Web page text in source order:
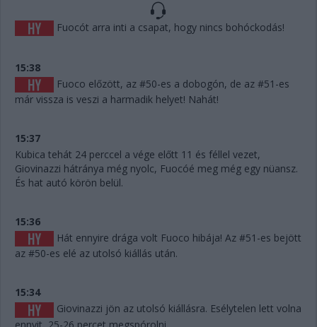
Fuocót arra inti a csapat, hogy nincs bohóckodás!
15:38
Fuoco előzött, az #50-es a dobogón, de az #51-es
már vissza is veszi a harmadik helyet! Nahát!
15:37
Kubica tehát 24 perccel a vége előtt 11 és féllel vezet,
Giovinazzi hátránya még nyolc, Fuocóé meg még egy nüansz.
És hat autó körön belül.
15:36
Hát ennyire drága volt Fuoco hibája! Az #51-es bejött
az #50-es elé az utolsó kiállás után.
15:34
Giovinazzi jön az utolsó kiállásra. Esélytelen lett volna